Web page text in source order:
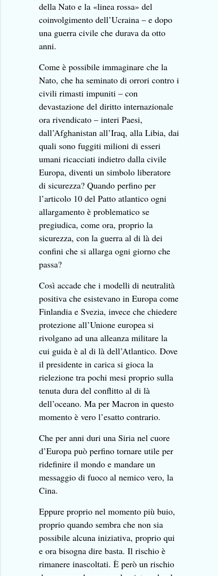
della Nato e la «linea rossa» del
coinvolgimento dell’Ucraina – e dopo
una guerra civile che durava da otto
anni.
Come è possibile immaginare che la
Nato, che ha seminato di orrori contro i
civili rimasti impuniti – con
devastazione del diritto internazionale
ora rivendicato – interi Paesi,
dall’Afghanistan all’Iraq, alla Libia, dai
quali sono fuggiti milioni di esseri
umani ricacciati indietro dalla civile
Europa, diventi un simbolo liberatore
di sicurezza? Quando perfino per
l’articolo 10 del Patto atlantico ogni
allargamento è problematico se
pregiudica, come ora, proprio la
sicurezza, con la guerra al di là dei
confini che si allarga ogni giorno che
passa?
Così accade che i modelli di neutralità
positiva che esistevano in Europa come
Finlandia e Svezia, invece che chiedere
protezione all’Unione europea si
rivolgano ad una alleanza militare la
cui guida è al di là dell’Atlantico. Dove
il presidente in carica si gioca la
rielezione tra pochi mesi proprio sulla
tenuta dura del conflitto al di là
dell’oceano. Ma per Macron in questo
momento è vero l’esatto contrario.
Che per anni duri una Siria nel cuore
d’Europa può perfino tornare utile per
ridefinire il mondo e mandare un
messaggio di fuoco al nemico vero, la
Cina.
Eppure proprio nel momento più buio,
proprio quando sembra che non sia
possibile alcuna iniziativa, proprio qui
e ora bisogna dire basta. Il rischio è
rimanere inascoltati. È però un rischio